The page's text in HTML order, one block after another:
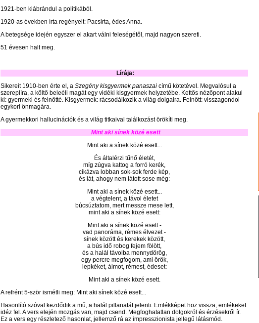
1921-ben kiábrándul a politikából.
1920-as években írta regényeit: Pacsirta, édes Anna.
A betegsége idején egyszer el akart válni feleségétől, majd nagyon szereti.
51 évesen halt meg.
Lírája:
Sikereit 1910-ben érte el, a Szegény kisgyermek panaszai című kötetével. Megvalósul a
szereplíra, a költő beleéli magát egy vidéki kisgyermek helyzetébe. Kettős nézőpont alakul
ki: gyermeki és felnőtté. Kisgyermek: rácsodálkozik a világ dolgaira. Felnőtt: visszagondol
egykori önmagára.
A gyermekkori hallucinációk és a világ titkaival találkozást örökíti meg.
Mint aki sínek közé esett
Mint aki a sínek közé esett...
És általérzi tűnő életét,
míg zúgva kattog a forró kerék,
cikázva lobban sok-sok ferde kép,
és lát, ahogy nem látott sose még:
Mint aki a sínek közé esett...
a végtelent, a távol életet
búcsúztatom, mert messze mese lett,
mint aki a sínek közé esett:
Mint aki a sínek közé esett -
vad panoráma, rémes élvezet -
sínek között és kerekek között,
a bús idő robog fejem fölött,
és a halál távolba mennydörög,
egy percre megfogom, ami örök,
lepkéket, álmot, rémest, édeset:
Mint aki a sínek közé esett.
A refrént 5-ször ismétli meg: Mint aki sínek közé esett...
Hasonlító szóval kezdődik a mű, a halál pillanatát jelenti. Emlékképet hoz vissza, emlékeket
idéz fel. A vers elején mozgás van, majd csend. Megfoghatatlan dolgokról és érzésekről ír.
Ez a vers egy részletező hasonlat, jellemző rá az impresszionista jellegű látásmód.